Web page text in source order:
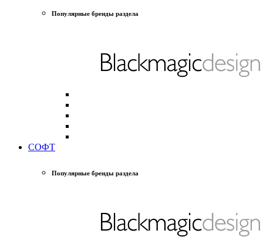
Популярные бренды раздела
СОФТ
Популярные бренды раздела